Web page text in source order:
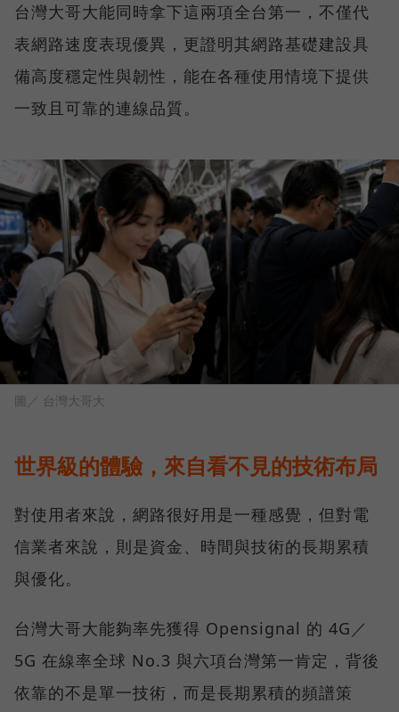
台灣大哥大能同時拿下這兩項全台第一，不僅代
表網路速度表現優異，更證明其網路基礎建設具
備高度穩定性與韌性，能在各種使用情境下提供
一致且可靠的連線品質。
圖／ 台灣大哥大
世界級的體驗，來自看不見的技術布局
對使用者來說，網路很好用是一種感覺，但對電
信業者來說，則是資金、時間與技術的長期累積
與優化。
台灣大哥大能夠率先獲得 Opensignal 的 4G／
5G 在線率全球 No.3 與六項台灣第一肯定，背後
依靠的不是單一技術，而是長期累積的頻譜策